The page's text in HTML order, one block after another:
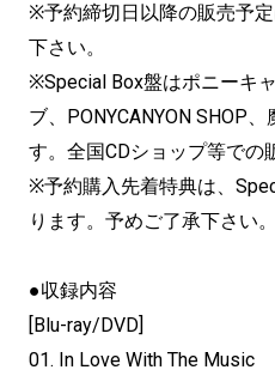
※予約締切日以降の販売予
下さい。
※Special Box盤はポニーキ
ブ、PONYCANYON SHOP
す。全国CDショップ等での
※予約購入先着特典は、
ります。予めご了承下さい。
●収録内容
[Blu-ray/DVD]
01. In Love With The Music